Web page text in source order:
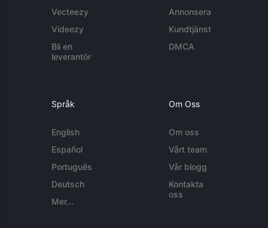
Vecteezy
Videezy
Bli en
leverantör
Annonsera
Kundtjänst
DMCA
Språk
English
Español
Português
Deutsch
Mer...
Om Oss
Om oss
Vårt team
Vår blogg
Kontakta
oss